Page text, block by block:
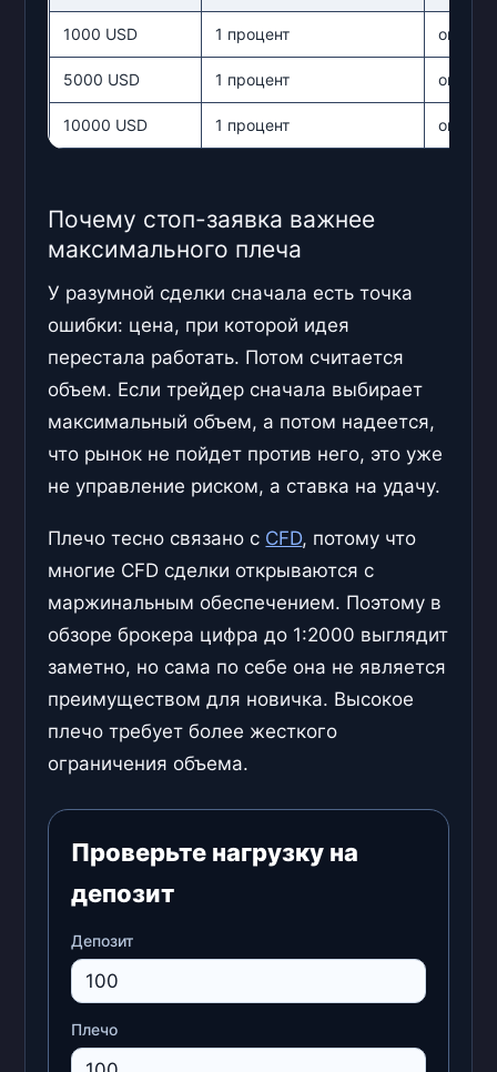
1000 USD 1 процент около
5000 USD 1 процент около
10000 USD 1 процент около
Почему стоп-заявка важнее
максимального плеча
У разумной сделки сначала есть точка
ошибки: цена, при которой идея
перестала работать. Потом считается
объем. Если трейдер сначала выбирает
максимальный объем, а потом надеется,
что рынок не пойдет против него, это уже
не управление риском, а ставка на удачу.
Плечо тесно связано с CFD, потому что
многие CFD сделки открываются с
маржинальным обеспечением. Поэтому в
обзоре брокера цифра до 1:2000 выглядит
заметно, но сама по себе она не является
преимуществом для новичка. Высокое
плечо требует более жесткого
ограничения объема.
Проверьте нагрузку на
депозит
Депозит
Плечо